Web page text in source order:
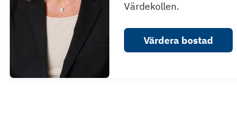
Värdekollen.
Värdera bostad